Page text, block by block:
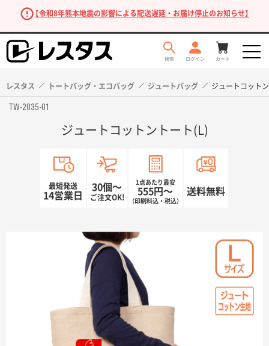
【令和8年熊本地震の影響による配送遅延・お届け停止のお知らせ】
レスタス トートバッグ・エコバッグ ジュートバッグ ジュートコット
TW-2035-01
ジュートコットントート(L)
最短発送
14営業日
30個〜
ご注文OK!
1点あたり最安
555円〜
（印刷料込・税込）
送料無料